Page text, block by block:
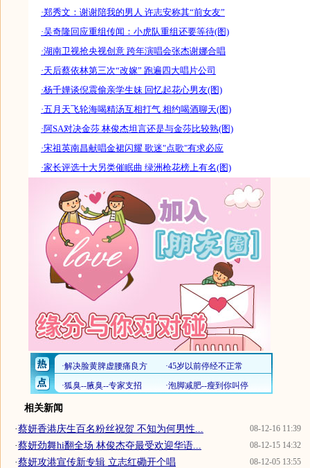
·郑秀文：谢谢陪我的男人 许志安称其“前女友”
·吴奇隆回应重组传闻：小虎队重组还要等待(图)
·湖南卫视抢央视创意 跨年演唱会张杰谢娜合唱
·天后蔡依林第三次“改嫁” 跑遍四大唱片公司
·杨千嬅谈倪震偷亲学生妹 回忆起花心男友(图)
·五月天飞轮海喝精汤互相打气 相约喝酒聊天(图)
·阿SA对决金莎 林俊杰坦言还是与金莎比较熟(图)
·宋祖英南昌献唱金裙闪耀 歌迷"点歌"有求必应
·家长评选十大另类催眠曲 绿洲枪花榜上有名(图)
相关新闻
08-12-16 11:39
·蔡妍香港庆生百名粉丝祝贺 不知为何男性...
08-12-15 14:32
·蔡妍劲舞hi翻全场 林俊杰夺最受欢迎华语...
08-12-05 13:55
·蔡妍攻港宣传新专辑 立志红磡开个唱